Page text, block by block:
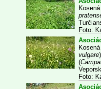
Foto:
vulgare
(
Foto: